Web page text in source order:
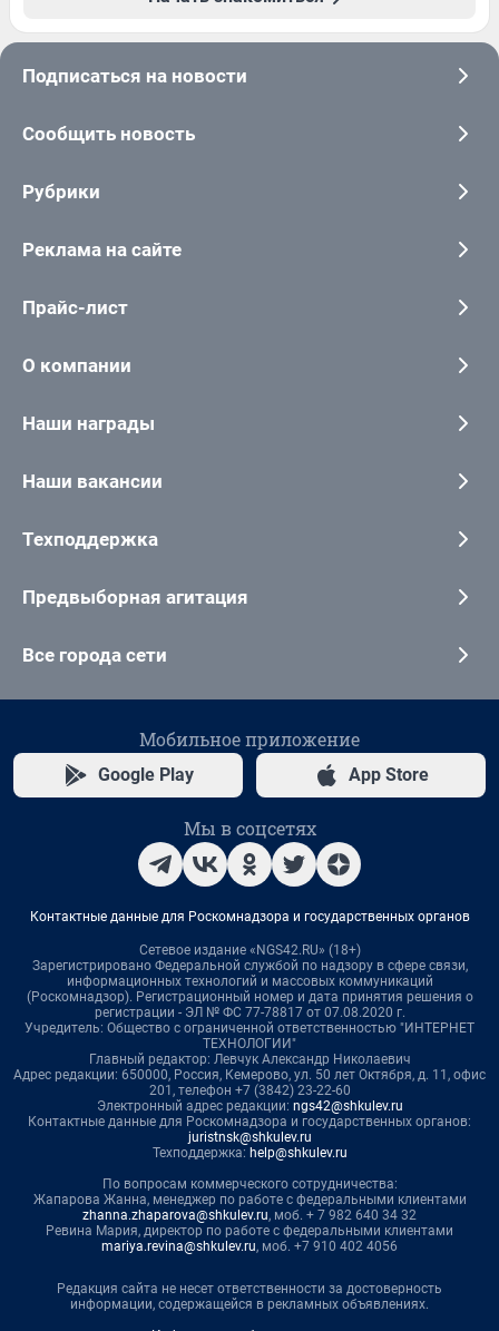
Подписаться на новости
Сообщить новость
Рубрики
Реклама на сайте
Прайс-лист
О компании
Наши награды
Наши вакансии
Техподдержка
Предвыборная агитация
Все города сети
Мобильное приложение
Google Play App Store
Мы в соцсетях
Контактные данные для Роскомнадзора и государственных органов
Сетевое издание «NGS42.RU» (18+)
Зарегистрировано Федеральной службой по надзору в сфере связи,
информационных технологий и массовых коммуникаций
(Роскомнадзор). Регистрационный номер и дата принятия решения о
регистрации - ЭЛ № ФС 77-78817 от 07.08.2020 г.
Учредитель: Общество с ограниченной ответственностью "ИНТЕРНЕТ
ТЕХНОЛОГИИ"
Главный редактор: Левчук Александр Николаевич
Адрес редакции: 650000, Россия, Кемерово, ул. 50 лет Октября, д. 11, офис
201, телефон +7 (3842) 23-22-60
Электронный адрес редакции: ngs42@shkulev.ru
Контактные данные для Роскомнадзора и государственных органов:
juristnsk@shkulev.ru
Техподдержка: help@shkulev.ru
По вопросам коммерческого сотрудничества:
Жапарова Жанна, менеджер по работе с федеральными клиентами
zhanna.zhaparova@shkulev.ru, моб. + 7 982 640 34 32
Ревина Мария, директор по работе с федеральными клиентами
mariya.revina@shkulev.ru, моб. +7 910 402 4056
Редакция сайта не несет ответственности за достоверность
информации, содержащейся в рекламных объявлениях.